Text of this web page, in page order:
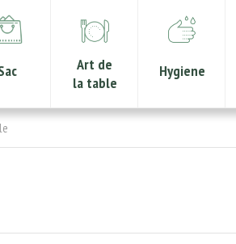
Art de
la table
Hygiene